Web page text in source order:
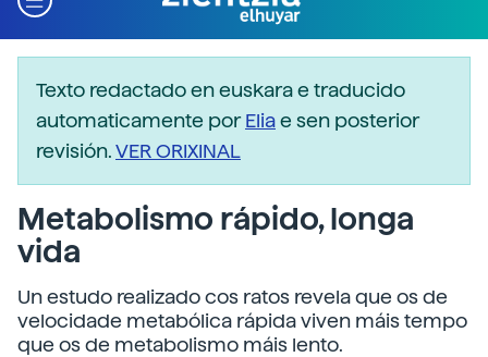
Texto redactado en euskara e traducido
automaticamente porEliae sen posterior
revisión.VER ORIXINAL
Metabolismo rápido, longa
vida
Un estudo realizado cos ratos revela que os de
velocidade metabólica rápida viven máis tempo
que os de metabolismo máis lento.